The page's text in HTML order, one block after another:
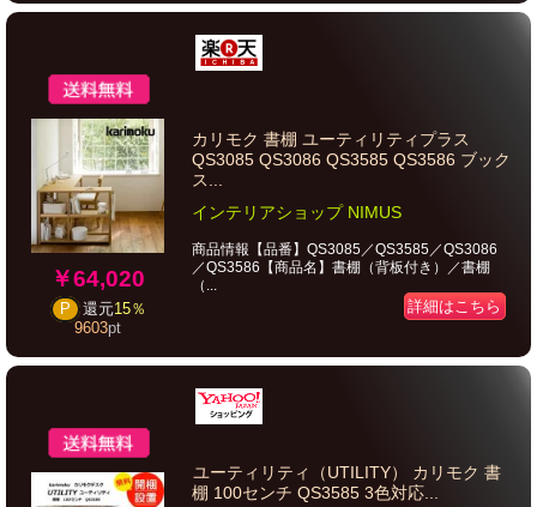
￥64,020
P 還元15％
9603pt
カリモク 書棚 ユーティリティプラス
QS3085 QS3086 QS3585 QS3586 ブック
ス...
インテリアショップ NIMUS
商品情報【品番】QS3085／QS3585／QS3086
／QS3586【商品名】書棚（背板付き）／書棚
（...
詳細はこちら
ユーティリティ（UTILITY） カリモク 書
棚 100センチ QS3585 3色対応...